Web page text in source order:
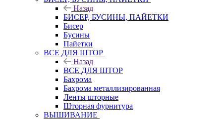
Назад
БИСЕР, БУСИНЫ, ПАЙЕТКИ
Бисер
Бусины
Пайетки
ВСЕ ДЛЯ ШТОР
Назад
ВСЕ ДЛЯ ШТОР
Бахрома
Бахрома металлизированная
Ленты шторные
Шторная фурнитура
ВЫШИВАНИЕ